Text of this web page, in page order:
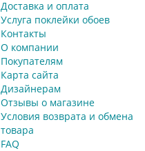
Доставка и оплата
Услуга поклейки обоев
Контакты
О компании
Покупателям
Карта сайта
Дизайнерам
Отзывы о магазине
Условия возврата и обмена
товара
FAQ